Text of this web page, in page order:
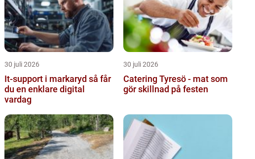
30 juli 2026
It-support i markaryd så får
du en enklare digital
vardag
30 juli 2026
Catering Tyresö - mat som
gör skillnad på festen